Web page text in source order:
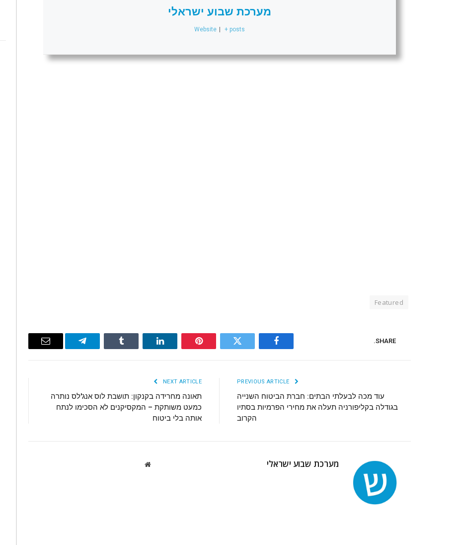
מערכת שבוע ישראלי
Website + posts
Featured
SHARE.
Facebook
Twitter
Pinterest
LinkedIn
Tumblr
Telegram
Email
עוד מכה לבעלתי הבתים: חברת הביטוח השנייה
בגודלה בקליפורניה תעלה את מחירי הפרמיות בסתיו
הקרוב
NEXT ARTICLE
תאונה מחרידה בקנקון: תושבת לוס אנג'לס נותרה
כמעט משותקת – המקסיקנים לא הסכימו לנתח
אותה בלי ביטוח
מערכת שבוע ישראלי Website